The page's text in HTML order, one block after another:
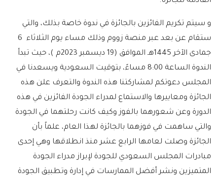
و سيتم تكريم الفائزين بالجائزة في ندوة خاصة بذلك، والتي
ستقام عن بعد عبر منصة زووم وذلك مساء يوم الثلاثاء 6
جمادى الآخر 1445هـ الموافق (19 ديسمبر 2023م )، حيث تبدأ
الندوة الساعة 8:00 مساءً، بتوقيت السعودية ويسعدنا في
المجلس دعوتكم لمشاركتنا هذه الندوة والتعرف علن هذه
الجائزة ومعاييرها والاستماع لمدراء الجودة الفائزين في هذه
الدورة وعن شعورهما بالفوز وكيف كانت رحلتهما في الجودة
والتي ساهمت في فوزهما بالجائزة لهذا العام، علماً بأن
الجائزة وصلت لعامها الرابع عشر منذ انطلاقها وهي إحدى
مبادرات المجلس السعودي للجودة لإبراز مدراء الجودة
المتميزين ونشر أفضل الممارسات في إدارة وتطبيق الجودة